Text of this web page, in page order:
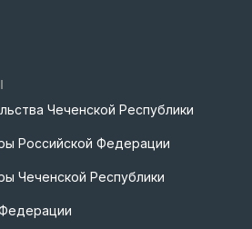
Чеченской Республики
Российской Федерации
Чеченской Республики